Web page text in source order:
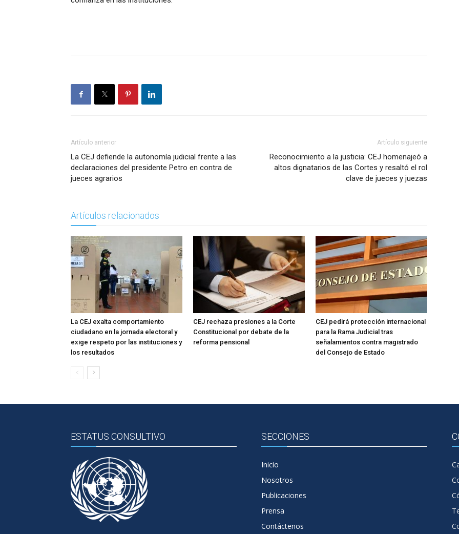
Artículo anterior
La CEJ defiende la autonomía judicial frente a las
declaraciones del presidente Petro en contra de
jueces agrarios
Artículo siguiente
Reconocimiento a la justicia: CEJ homenajeó a
altos dignatarios de las Cortes y resaltó el rol
clave de jueces y juezas
Artículos relacionados
La CEJ exalta comportamiento
ciudadano en la jornada electoral y
exige respeto por las instituciones y
los resultados
CEJ rechaza presiones a la Corte
Constitucional por debate de la
reforma pensional
CEJ pedirá protección internacional
para la Rama Judicial tras
señalamientos contra magistrado
del Consejo de Estado
ESTATUS CONSULTIVO SECCIONES
Inicio
Nosotros
Publicaciones
Prensa
Contáctenos